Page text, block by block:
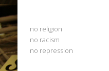
no religion
no racism
no repression